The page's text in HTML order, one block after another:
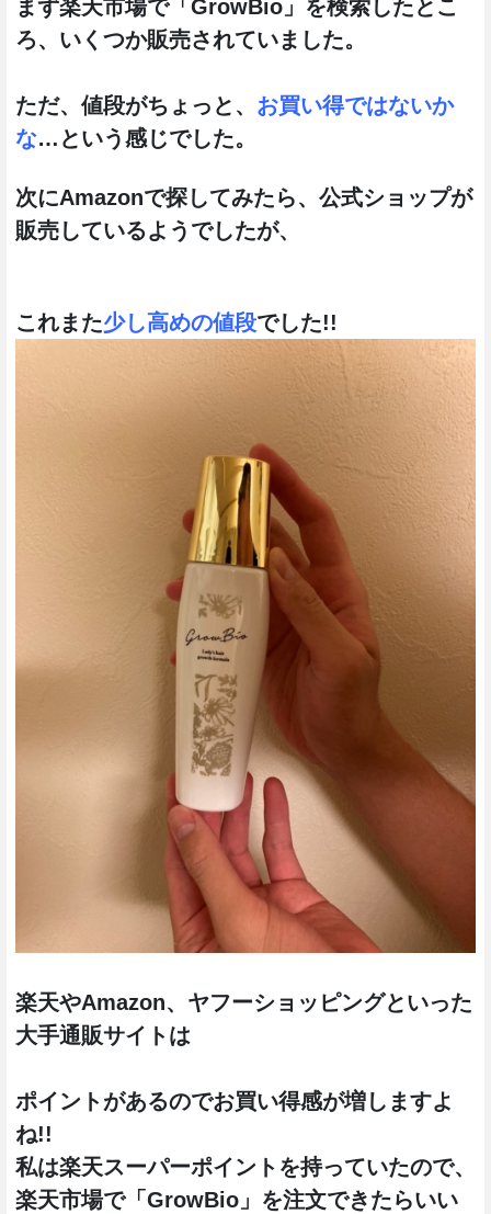
まず楽天市場で「GrowBio」を検索したとこ
ろ、いくつか販売されていました。
ただ、値段がちょっと、 お買い得ではないか
な…という感じでした。
次にAmazonで探してみたら、公式ショップが
販売しているようでしたが、
これまた少し高めの値段でした!!
楽天やAmazon、ヤフーショッピングといった
大手通販サイトは
ポイントがあるのでお買い得感が増しますよ
ね!!
私は楽天スーパーポイントを持っていたので、
楽天市場で「GrowBio」を注文できたらいい